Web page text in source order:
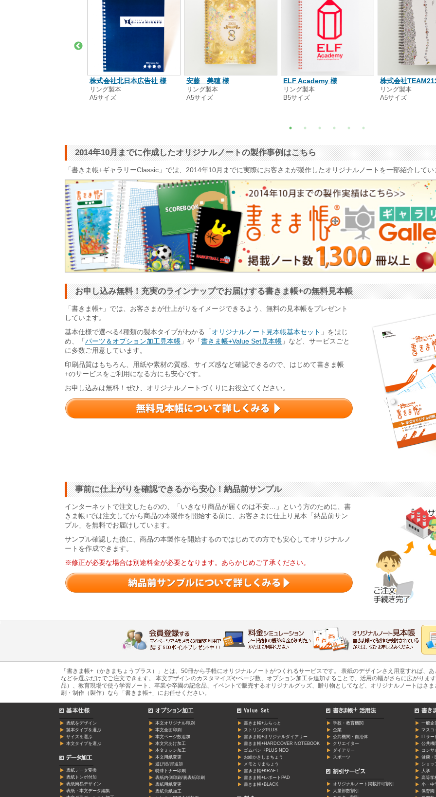
株式会社北日本広告社 様
リング製本
A5サイズ
安藤 美穂 様
リング製本
A5サイズ
ELF Academy 様
リング製本
B5サイズ
株式会社
リング製本
A5サイズ
2014年10月までに作成したオリジナルノートの製作事例はこちら
「書きま帳+ギャラリーClassic」では、2014年10月までに実際にお客さまが製作したオリジナルノートを一部紹介してい
お申し込み無料！充実のラインナップでお届けする書きま帳+の無料見本帳
「書きま帳+」では、お客さまが仕上がりをイメージできるよう、無料の見本帳をプレゼント
しています。
基本仕様で選べる4種類の製本タイプがわかる「 オリジナルノート見本帳基本セット 」をはじ
め、「 パーツ＆オプション加工見本帳 」や「 書きま帳+Value Set見本帳 」など、サービスごと
に多数ご用意しています。
印刷品質はもちろん、用紙や素材の質感、サイズ感など確認できるので、はじめて書きま帳
+のサービスをご利用になる方にも安心です。
お申し込みは無料！ぜひ、オリジナルノートづくりにお役立てください。
事前に仕上がりを確認できるから安心！納品前サンプル
インターネットで注文したものの、「いきなり商品が届くのは不安…」という方のために、書
きま帳+では注文してから商品の本製作を開始する前に、お客さまに仕上り見本「納品前サン
プル」を無料でお届けしています。
サンプル確認した後に、商品の本製作を開始するのではじめての方でも安心してオリジナルノ
ートを作成できます。
※修正が必要な場合は別途料金が必要となります。あらかじめご了承ください。
「書きま帳+（かきまちょうプラス）」とは、50冊から手軽にオリジナルノートがつくれるサービスです。 表紙のデザインさえ用意すれば、
などを選ぶだけでご注文できます。 本文デザインのカスタマイズやページ数、オプション加工を追加することで、活用の幅がさらに広がりま
品）、教育現場で使う学習ノート、卒業や卒園の記念品、イベントで販売するオリジナルグッズ、贈り物としてなど、オリジナルノートはさ
刷・制作（製作）なら「書きま帳+」にお任せください。
表紙をデザイン
製本タイプを選ぶ
サイズを選ぶ
本文タイプを選ぶ
表紙データ変換
表紙トンボ付加
表紙簡易デザイン
表紙・本文データ編集
本文オリジナル印刷
本文全面印刷
本文ページ数追加
本文穴あけ加工
本文ミシン加工
本文用紙変更
遊び紙/扉追加
特殊トナー印刷
表紙内側印刷/裏表紙印刷
表紙用紙変更
表紙合紙加工
書きま帳+ふらっと
ストリングPLUS
書きま帳+オリジナルダイアリー
書きま帳+HARDCOVER NOTEBOOK
ゴムバンドPLUS NEO
お絵かきしまちょう
メモとりまちょう
書きま帳+KRAFT
書きま帳+レポートPAD
書きま帳+BLACK
学校・教育機関
企業
公共機関・自治体
クリエイター
ダイアリー
スポーツ
オリジナルノート掲載許可割引
大量部数割引
一般企
マスコ
ITサ
公共機
コンサ
健康・
ショッ
大学
高等学
小・中
保育園